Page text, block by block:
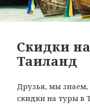
Скидки
Таиланд
Друзья, мы
скидки на туры в